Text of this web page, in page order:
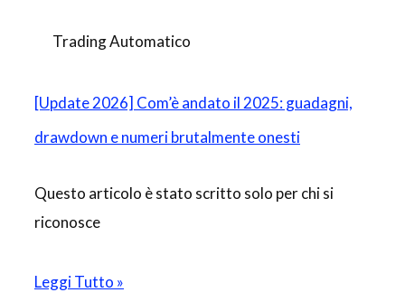
Trading Automatico
[Update 2026] Com’è andato il 2025: guadagni,
drawdown e numeri brutalmente onesti
Questo articolo è stato scritto solo per chi si
riconosce
Leggi Tutto »